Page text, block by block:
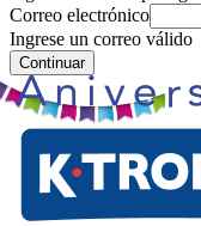
Correo electrónico
Ingrese un correo válido
Continuar